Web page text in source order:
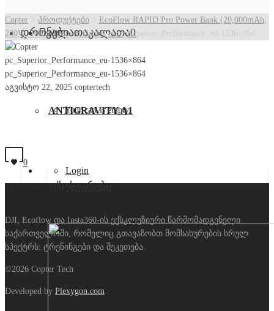
კალათაკალათა0
Your cart is empty.
Login
Sign Up
დრონები
ANTIGRAVITY A1
აქსესუარები
Copter პროდუქტები
EcoFlow RAPID Pro Power Bank (20,000mAh,
230W, 100W Built-in Cable)>pc_Superior_Performance_eu-1536×864
pc_Superior_Performance_eu-1536×864
pc_Superior_Performance_eu-1536×864
აგვისტო 22, 2025 coptertech
0
DJI, Ecoflow და Insta360-ის ექსკლუზიური წარმომადგენელი
საქართველოში, რომელიც გთავაზობთ მომსახურების სრულ
სპექტრს: ტრენინგები და შეკეთება.
©2026 Copter Tech
Developed by Plexygon.com